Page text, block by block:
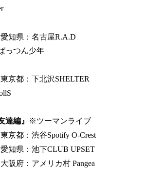
知県：名古屋R.A.D
っつん少年
京都：下北沢SHELTER
達編』
※ツーマンライブ
京都：渋谷Spotify O-Crest
知県：池下CLUB UPSET
阪府：アメリカ村 Pangea